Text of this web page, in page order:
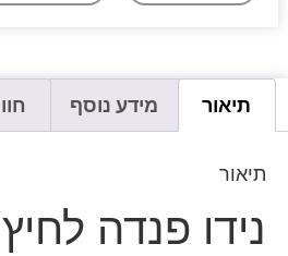
תיאור מידע נוסף
תיאור
נידו פנדה לחיץ